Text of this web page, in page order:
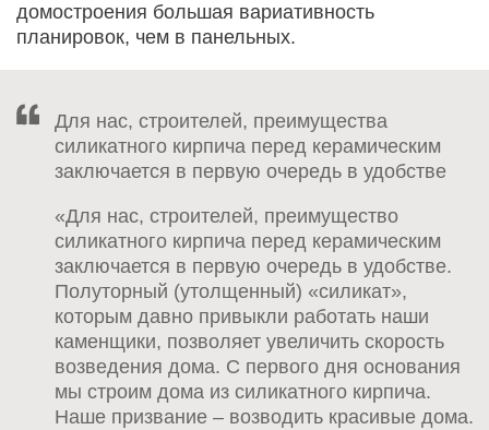
домостроения большая вариативность
планировок, чем в панельных.
Для нас, строителей, преимущества
силикатного кирпича перед керамическим
заключается в первую очередь в удобстве
«Для нас, строителей, преимущество
силикатного кирпича перед керамическим
заключается в первую очередь в удобстве.
Полуторный (утолщенный) «силикат»,
которым давно привыкли работать наши
каменщики, позволяет увеличить скорость
возведения дома. С первого дня основания
мы строим дома из силикатного кирпича.
Наше призвание – возводить красивые дома.